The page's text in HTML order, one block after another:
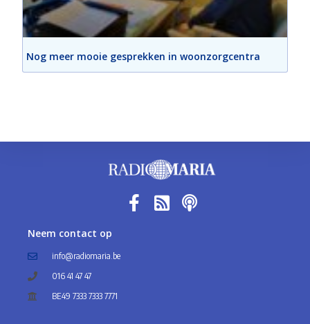
Nog meer mooie gesprekken in woonzorgcentra
Neem contact op
info@radiomaria.be
016 41 47 47
BE49 7333 7333 7771